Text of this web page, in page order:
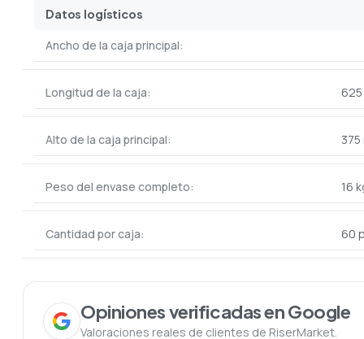
Datos logísticos
Ancho de la caja principal:
Longitud de la caja: 625
Alto de la caja principal: 375
Peso del envase completo: 16
Cantidad por caja: 60
Opiniones verificadas en Google
Valoraciones reales de clientes de RiserMarket.